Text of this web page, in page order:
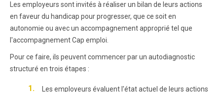
Les employeurs sont invités à réaliser un bilan de leurs actions
en faveur du handicap pour progresser, que ce soit en
autonomie ou avec un accompagnement approprié tel que
l'accompagnement Cap emploi.
Pour ce faire, ils peuvent commencer par un autodiagnostic
structuré en trois étapes :
Les employeurs évaluent l'état actuel de leurs actions